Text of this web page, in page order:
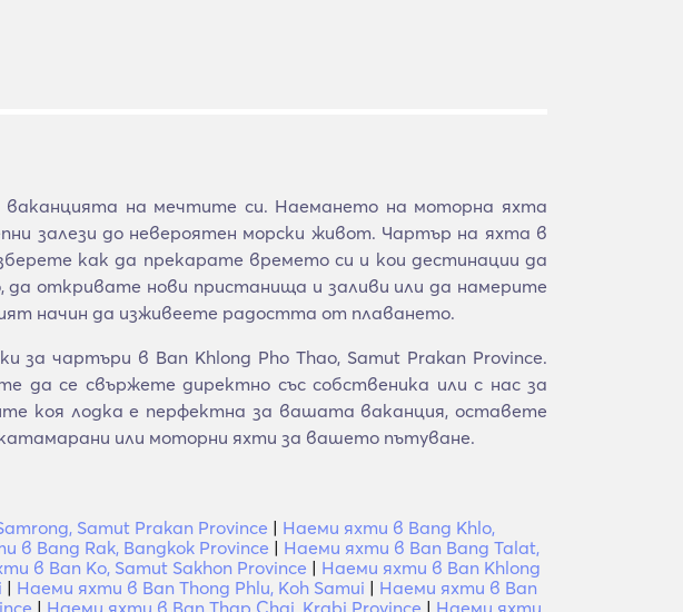
ваканцията на мечтите си. Наемането на моторна яхта
залези до невероятен морски живот. Чартър на яхта в
как да прекарате времето си и кои дестинации да
откривате нови пристанища и заливи или да намерите
начин да изживеете радостта от плаването.
чартъри в Ban Khlong Pho Thao, Samut Prakan Province.
да се свържете директно със собственика или с нас за
коя лодка е перфектна за вашата ваканция, оставете
или моторни яхти за вашето пътуване.
Samut Prakan Province | Наеми яхти в Bang Khlo,
в Bang Rak, Bangkok Province | Наеми яхти в Ban Bang Talat,
в Ban Ko, Samut Sakhon Province | Наеми яхти в Ban Khlong
| Наеми яхти в Ban Thong Phlu, Koh Samui | Наеми яхти в Ban
| Наеми яхти в Ban Thap Chai, Krabi Province | Наеми яхти